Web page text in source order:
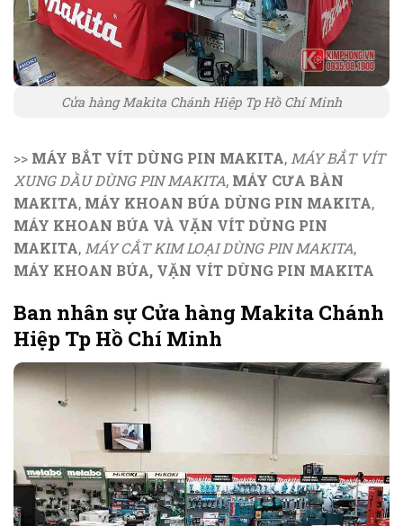
Cửa hàng Makita Chánh Hiệp Tp Hồ Chí Minh
>> MÁY BẮT VÍT DÙNG PIN MAKITA, MÁY BẮT VÍT
XUNG DẦU DÙNG PIN MAKITA, MÁY CƯA BÀN
MAKITA, MÁY KHOAN BÚA DÙNG PIN MAKITA,
MÁY KHOAN BÚA VÀ VẶN VÍT DÙNG PIN
MAKITA, MÁY CẮT KIM LOẠI DÙNG PIN MAKITA,
MÁY KHOAN BÚA, VẶN VÍT DÙNG PIN MAKITA
Ban nhân sự Cửa hàng Makita Chánh
Hiệp Tp Hồ Chí Minh